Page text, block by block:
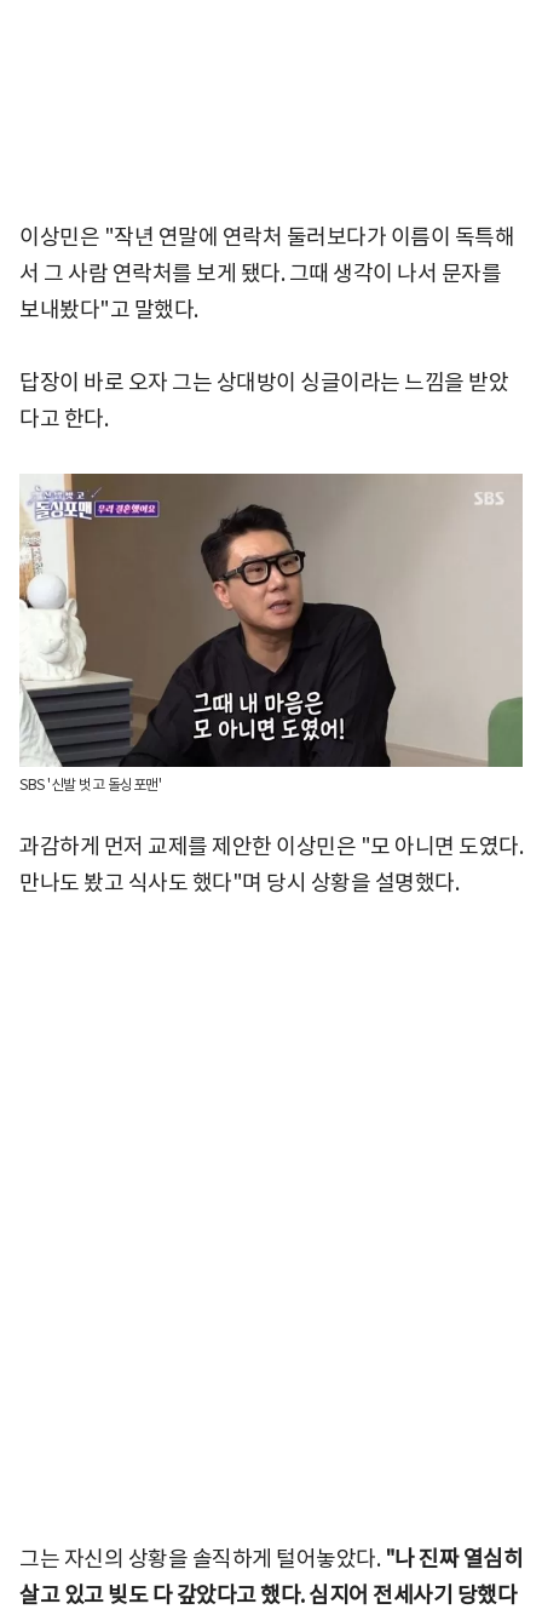
이상민은 "작년 연말에 연락처 둘러보다가 이름이 독특해
서 그 사람 연락처를 보게 됐다. 그때 생각이 나서 문자를
보내봤다"고 말했다.
답장이 바로 오자 그는 상대방이 싱글이라는 느낌을 받았
다고 한다.
SBS '신발 벗고 돌싱포맨'
과감하게 먼저 교제를 제안한 이상민은 "모 아니면 도였다.
만나도 봤고 식사도 했다"며 당시 상황을 설명했다.
그는 자신의 상황을 솔직하게 털어놓았다. "나 진짜 열심히
살고 있고 빚도 다 갚았다고 했다. 심지어 전세사기 당했다